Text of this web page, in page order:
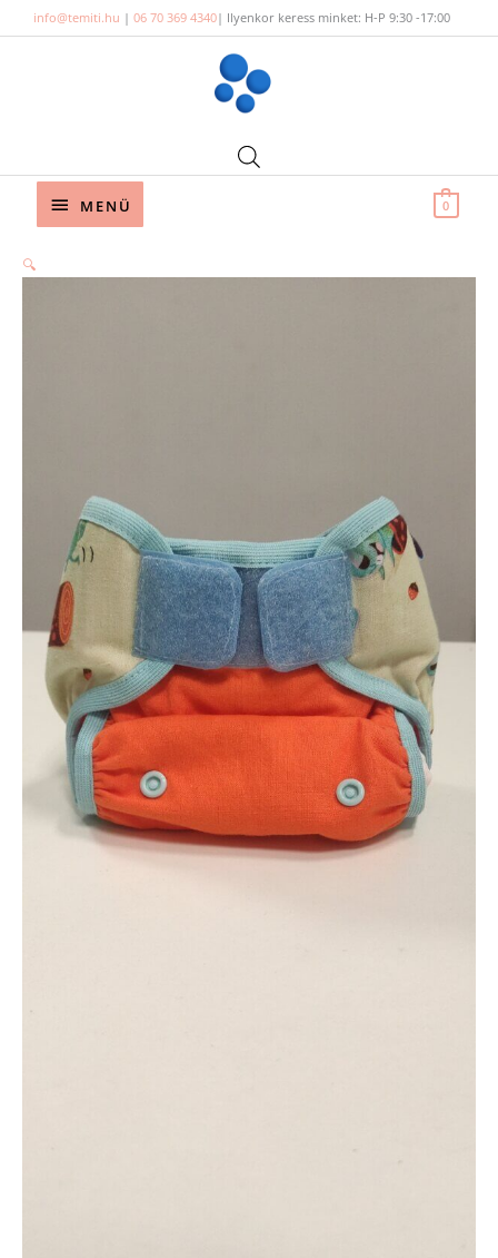
to
info@temiti.hu | 06 70 369 4340| Ilyenkor keress minket: H-P 9:30 -17:00
Below
MENÜ 0
🔍